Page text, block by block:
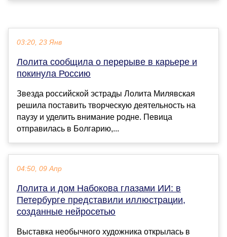
03:20, 23 Янв
Лолита сообщила о перерыве в карьере и
покинула Россию
Звезда российской эстрады Лолита Милявская
решила поставить творческую деятельность на
паузу и уделить внимание родне. Певица
отправилась в Болгарию,...
04:50, 09 Апр
Лолита и дом Набокова глазами ИИ: в
Петербурге представили иллюстрации,
созданные нейросетью
Выставка необычного художника открылась в